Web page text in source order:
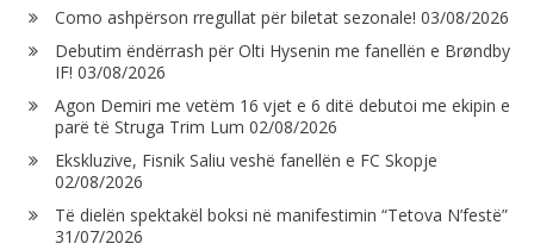
Como ashpërson rregullat për biletat sezonale! 03/08/2026
Debutim ëndërrash për Olti Hysenin me fanellën e Brøndby
IF! 03/08/2026
Agon Demiri me vetëm 16 vjet e 6 ditë debutoi me ekipin e
parë të Struga Trim Lum 02/08/2026
Ekskluzive, Fisnik Saliu veshë fanellën e FC Skopje
02/08/2026
Të dielën spektakël boksi në manifestimin “Tetova N’festë”
31/07/2026